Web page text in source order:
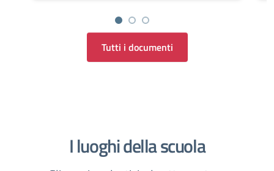
Tutti i documenti
I luoghi della scuola